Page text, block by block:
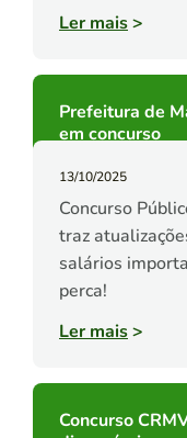
Ler mais>
Prefeitura de
em concurso
13/10/2025
Concurso
traz
salários
perca!
Ler mais>
Concurso